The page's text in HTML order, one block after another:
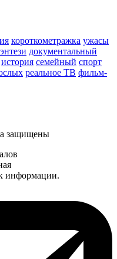
короткометражка ужасы
документальный
история семейный спорт
реальное ТВ фильм-
защищены
информации.